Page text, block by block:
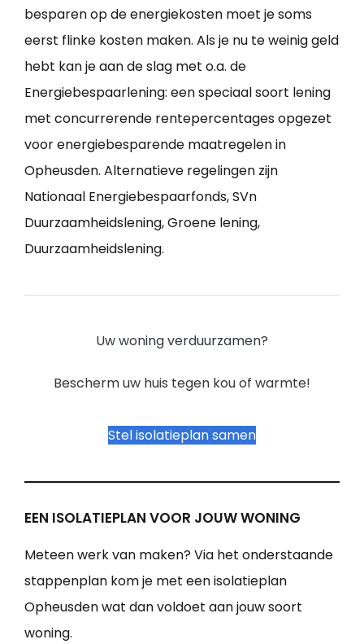
besparen op de energiekosten moet je soms
eerst flinke kosten maken. Als je nu te weinig geld
hebt kan je aan de slag met o.a. de
Energiebespaarlening: een speciaal soort lening
met concurrerende rentepercentages opgezet
voor energiebesparende maatregelen in
Opheusden. Alternatieve regelingen zijn
Nationaal Energiebespaarfonds, SVn
Duurzaamheidslening, Groene lening,
Duurzaamheidslening.
Uw woning verduurzamen?
Bescherm uw huis tegen kou of warmte!
Stel isolatieplan samen
EEN ISOLATIEPLAN VOOR JOUW WONING
Meteen werk van maken? Via het onderstaande
stappenplan kom je met een isolatieplan
Opheusden wat dan voldoet aan jouw soort
woning.